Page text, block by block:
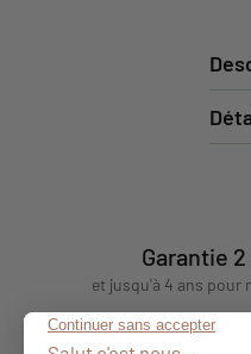
Garantie 2
et jusqu'à 4 ans pour